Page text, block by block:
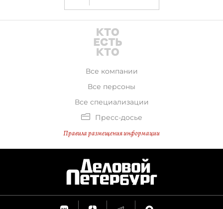
Все компании
Все персоны
Все специализации
Пресс-досье
Правила размещения информации